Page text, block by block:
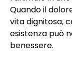
Quando il
vita dignitosa,
esistenza può
benessere.